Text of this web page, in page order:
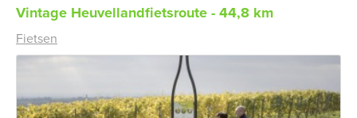
Vintage Heuvellandfietsroute - 44,8 km
Fietsen